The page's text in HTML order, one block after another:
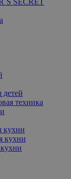
детей
техника
кухни
кухни